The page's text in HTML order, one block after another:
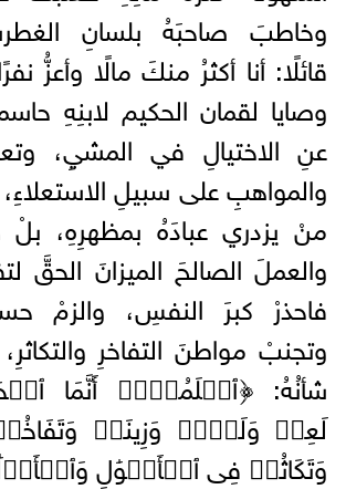
وخاطبَ صاحبَهُ بلسانِ
قائلًا: أنا أكثرُ منكَ مالًا وأعزُّ
وصايا لقمان الحكيم لابنِهِ
عنِ الاختيالِ في المشيِ،
والمواهبِ على سبيلِ
منْ يزدري عبادَهُ بمظهرِهِ،
والعملَ الصالحَ الميزانَ الحقَّ
فاحذرْ كبرَ النفسِ، والزمْ
وتجنبْ مواطنَ التفاخرِ
شأنُهُ: ﴿ٱعۡلَمُوۤا۟ أَنَّمَا
لَعِبࣱ وَلَهۡوࣱ وَزِینَةࣱ
وَتَكَاثُرࣱ فِی ٱلۡأَمۡوَٰلِ